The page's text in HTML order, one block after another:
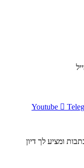
Youtube
ומציע לך דיון